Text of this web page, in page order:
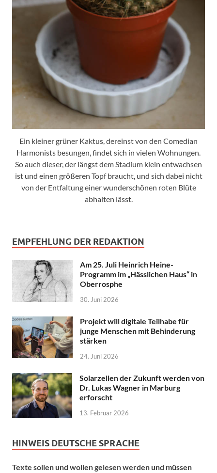
Ein kleiner grüner Kaktus, dereinst von den Comedian
Harmonists besungen, findet sich in vielen Wohnungen.
So auch dieser, der längst dem Stadium klein entwachsen
ist und einen größeren Topf braucht, und sich dabei nicht
von der Entfaltung einer wunderschönen roten Blüte
abhalten lässt.
EMPFEHLUNG DER REDAKTION
Am 25. Juli Heinrich Heine-
Programm im „Hässlichen Haus“ in
Oberrosphe
30. Juni 2026
Projekt will digitale Teilhabe für
junge Menschen mit Behinderung
stärken
24. Juni 2026
Solarzellen der Zukunft werden von
Dr. Lukas Wagner in Marburg
erforscht
13. Februar 2026
HINWEIS DEUTSCHE SPRACHE
Texte sollen und wollen gelesen werden und müssen